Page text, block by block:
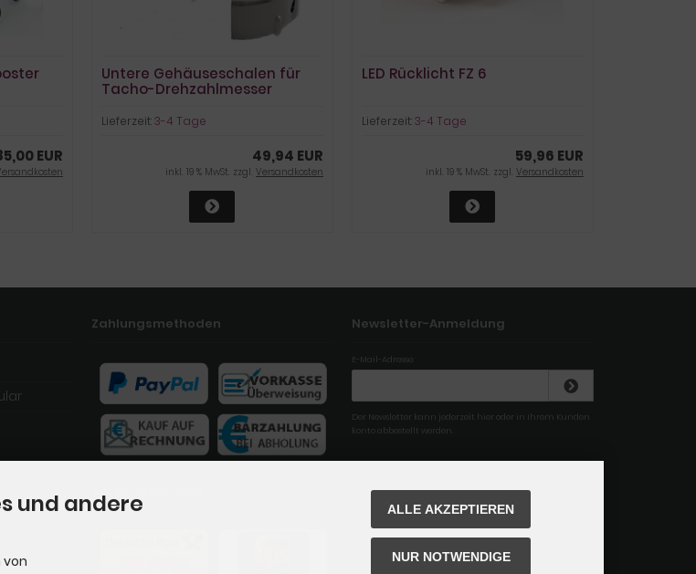
EUR
Untere Gehäuseschalen für
Tacho-Drehzahlmesser
Lieferzeit:3-4 Tage
49,94 EUR
inkl. 19 % MwSt. zzgl. Versandkosten
LED Rücklicht FZ 6
Lieferzeit:3-4 Tage
59,96 EUR
inkl. 19 % MwSt. zzgl. Versandkosten
Zahlungsmethoden Newsletter-Anmeldung
E-Mail-Adresse:
Der Newsletter kann jederzeit hier oder in Ihrem Kunden
konto abbestellt werden.
und andere
von
ALLE AKZEPTIEREN
NUR NOTWENDIGE